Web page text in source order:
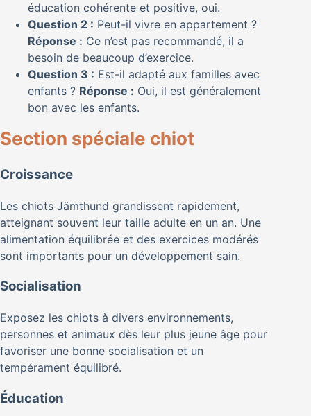
éducation cohérente et positive, oui.
Question 2 : Peut-il vivre en appartement ?
Réponse : Ce n’est pas recommandé, il a
besoin de beaucoup d’exercice.
Question 3 : Est-il adapté aux familles avec
enfants ? Réponse : Oui, il est généralement
bon avec les enfants.
Section spéciale chiot
Croissance
Les chiots Jämthund grandissent rapidement,
atteignant souvent leur taille adulte en un an. Une
alimentation équilibrée et des exercices modérés
sont importants pour un développement sain.
Socialisation
Exposez les chiots à divers environnements,
personnes et animaux dès leur plus jeune âge pour
favoriser une bonne socialisation et un
tempérament équilibré.
Éducation